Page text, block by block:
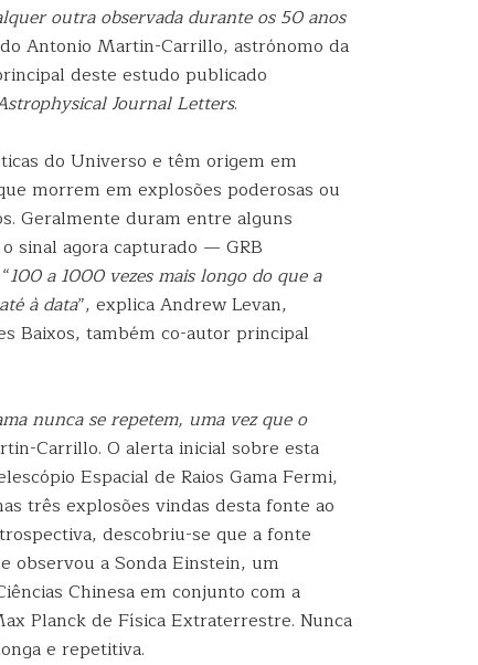
outra observada durante os 50 anos
Antonio Martin-Carrillo, astrónomo da
deste estudo publicado
Journal Letters.
do Universo e têm origem em
morrem em explosões poderosas ou
Geralmente duram entre alguns
sinal agora capturado — GRB
100 a 1000 vezes mais longo do que a
à data”, explica Andrew Levan,
Baixos, também co-autor principal
nunca se repetem, uma vez que o
Carrillo. O alerta inicial sobre esta
Espacial de Raios Gama Fermi,
três explosões vindas desta fonte ao
descobriu-se que a fonte
observou a Sonda Einstein, um
Chinesa em conjunto com a
Planck de Física Extraterrestre. Nunca
e repetitiva.